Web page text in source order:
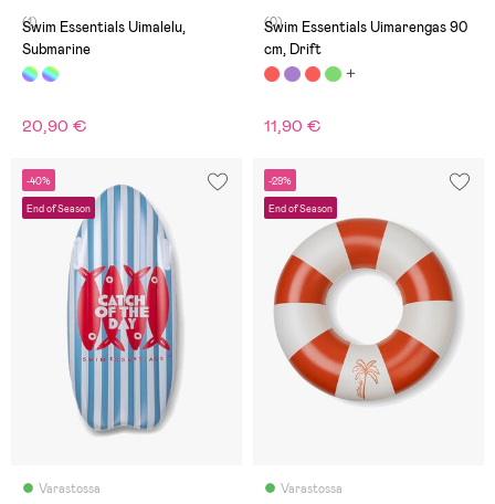
(1)
Swim Essentials Uimalelu,
Submarine
20,90 €
(0)
Swim Essentials Uimarengas 90
cm, Drift
11,90 €
-40%
End of Season
Varastossa
-29%
End of Season
Varastossa